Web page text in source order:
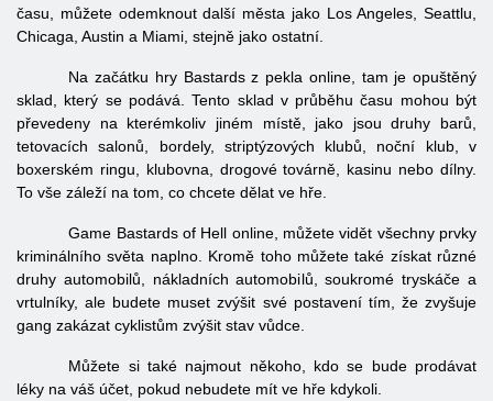
času, můžete odemknout další města jako Los Angeles, Seattlu,
Chicaga, Austin a Miami, stejně jako ostatní.
Na začátku hry Bastards z pekla online, tam je opuštěný
sklad, který se podává. Tento sklad v průběhu času mohou být
převedeny na kterémkoliv jiném místě, jako jsou druhy barů,
tetovacích salonů, bordely, striptýzových klubů, noční klub, v
boxerském ringu, klubovna, drogové továrně, kasinu nebo dílny.
To vše záleží na tom, co chcete dělat ve hře.
Game Bastards of Hell online, můžete vidět všechny prvky
kriminálního světa naplno. Kromě toho můžete také získat různé
druhy automobilů, nákladních automobilů, soukromé tryskáče a
vrtulníky, ale budete muset zvýšit své postavení tím, že zvyšuje
gang zakázat cyklistům zvýšit stav vůdce.
Můžete si také najmout někoho, kdo se bude prodávat
léky na váš účet, pokud nebudete mít ve hře kdykoli.